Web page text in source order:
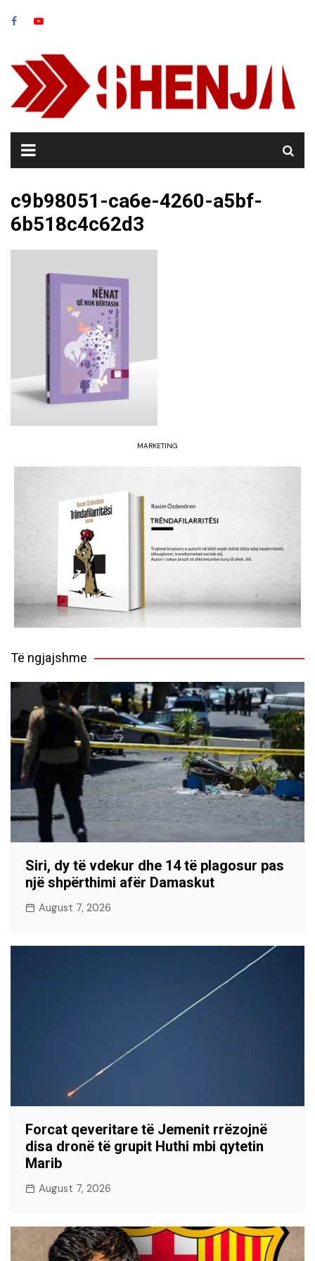
c9b98051-ca6e-4260-a5bf-
6b518c4c62d3
MARKETING
Të ngjajshme
Siri, dy të vdekur dhe 14 të plagosur pas
një shpërthimi afër Damaskut
August 7, 2026
Forcat qeveritare të Jemenit rrëzojnë
disa dronë të grupit Huthi mbi qytetin
Marib
August 7, 2026